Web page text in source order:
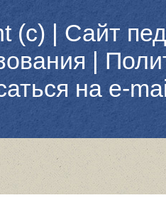
(c) | Сайт
|
на e-